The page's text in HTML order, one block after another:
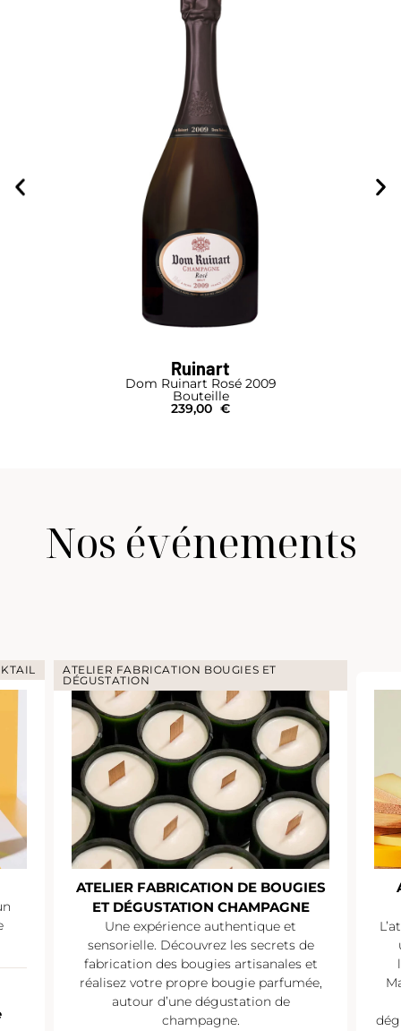
Ruinart
Dom Ruinart Rosé 2009
Bouteille
239,00 €
Nos événements
ATELIER FABRICATION BOUGIES ET
DÉGUSTATION
ATELIER FABRICATION DE BOUGIES
ET DÉGUSTATION CHAMPAGNE
Une expérience authentique et
sensorielle. Découvrez les secrets de
fabrication des bougies artisanales et
réalisez votre propre bougie parfumée,
autour d’une dégustation de
champagne.